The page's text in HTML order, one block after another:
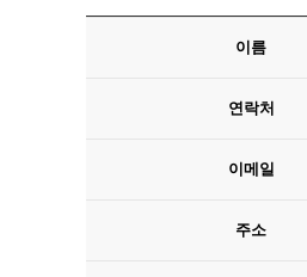
이름
연락처
이메일
주소